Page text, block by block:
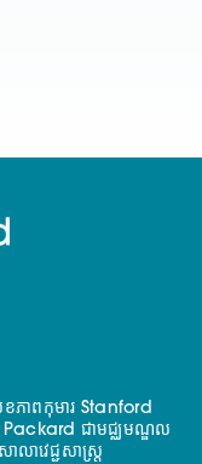
ខភាពកុមារ Stanford
Packard ជាមជ្ឈមណ្ឌល
ាវេជ្ជសាស្ត្រ